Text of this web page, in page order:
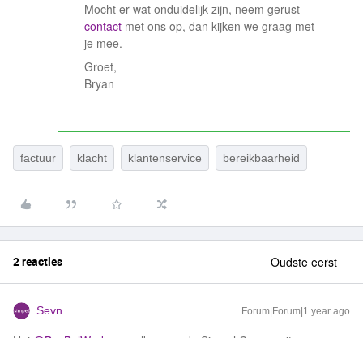
Mocht er wat onduidelijk zijn, neem gerust
contact met ons op, dan kijken we graag met
je mee.
Groet,
Bryan
factuur klacht klantenservice bereikbaarheid
2 reacties Oudste eerst
Sevn Forum|Forum|1 year ago